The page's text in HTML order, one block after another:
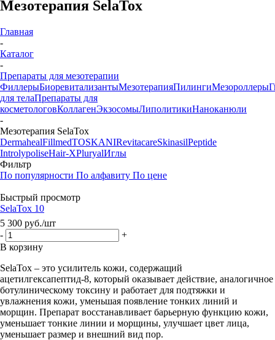
Мезотерапия SelaTox
Главная
-
Каталог
-
Препараты для мезотерапии
ФиллерыБиоревитализантыМезотерапияПилингиМезороллеры
для телаПрепараты для
косметологовКоллагенЭкзосомыЛиполитикиНаноканюли
-
Мезотерапия SelaTox
DermahealFillmedTOSKANIRevitacareSkinasilPeptide
IntrolypoliseHair-XPluryalИглы
Фильтр
По популярности По алфавиту По цене
Быстрый просмотр
SelaTox 10
5 300 руб./шт
-
+
В корзину
SelaTox – это усилитель кожи, содержащий
ацетилгексапептид-8, который оказывает действие, аналогичное
ботулиническому токсину и работает для подтяжки и
увлажнения кожи, уменьшая появление тонких линий и
морщин. Препарат восстанавливает барьерную функцию кожи,
уменьшает тонкие линии и морщины, улучшает цвет лица,
уменьшает размер и внешний вид пор.